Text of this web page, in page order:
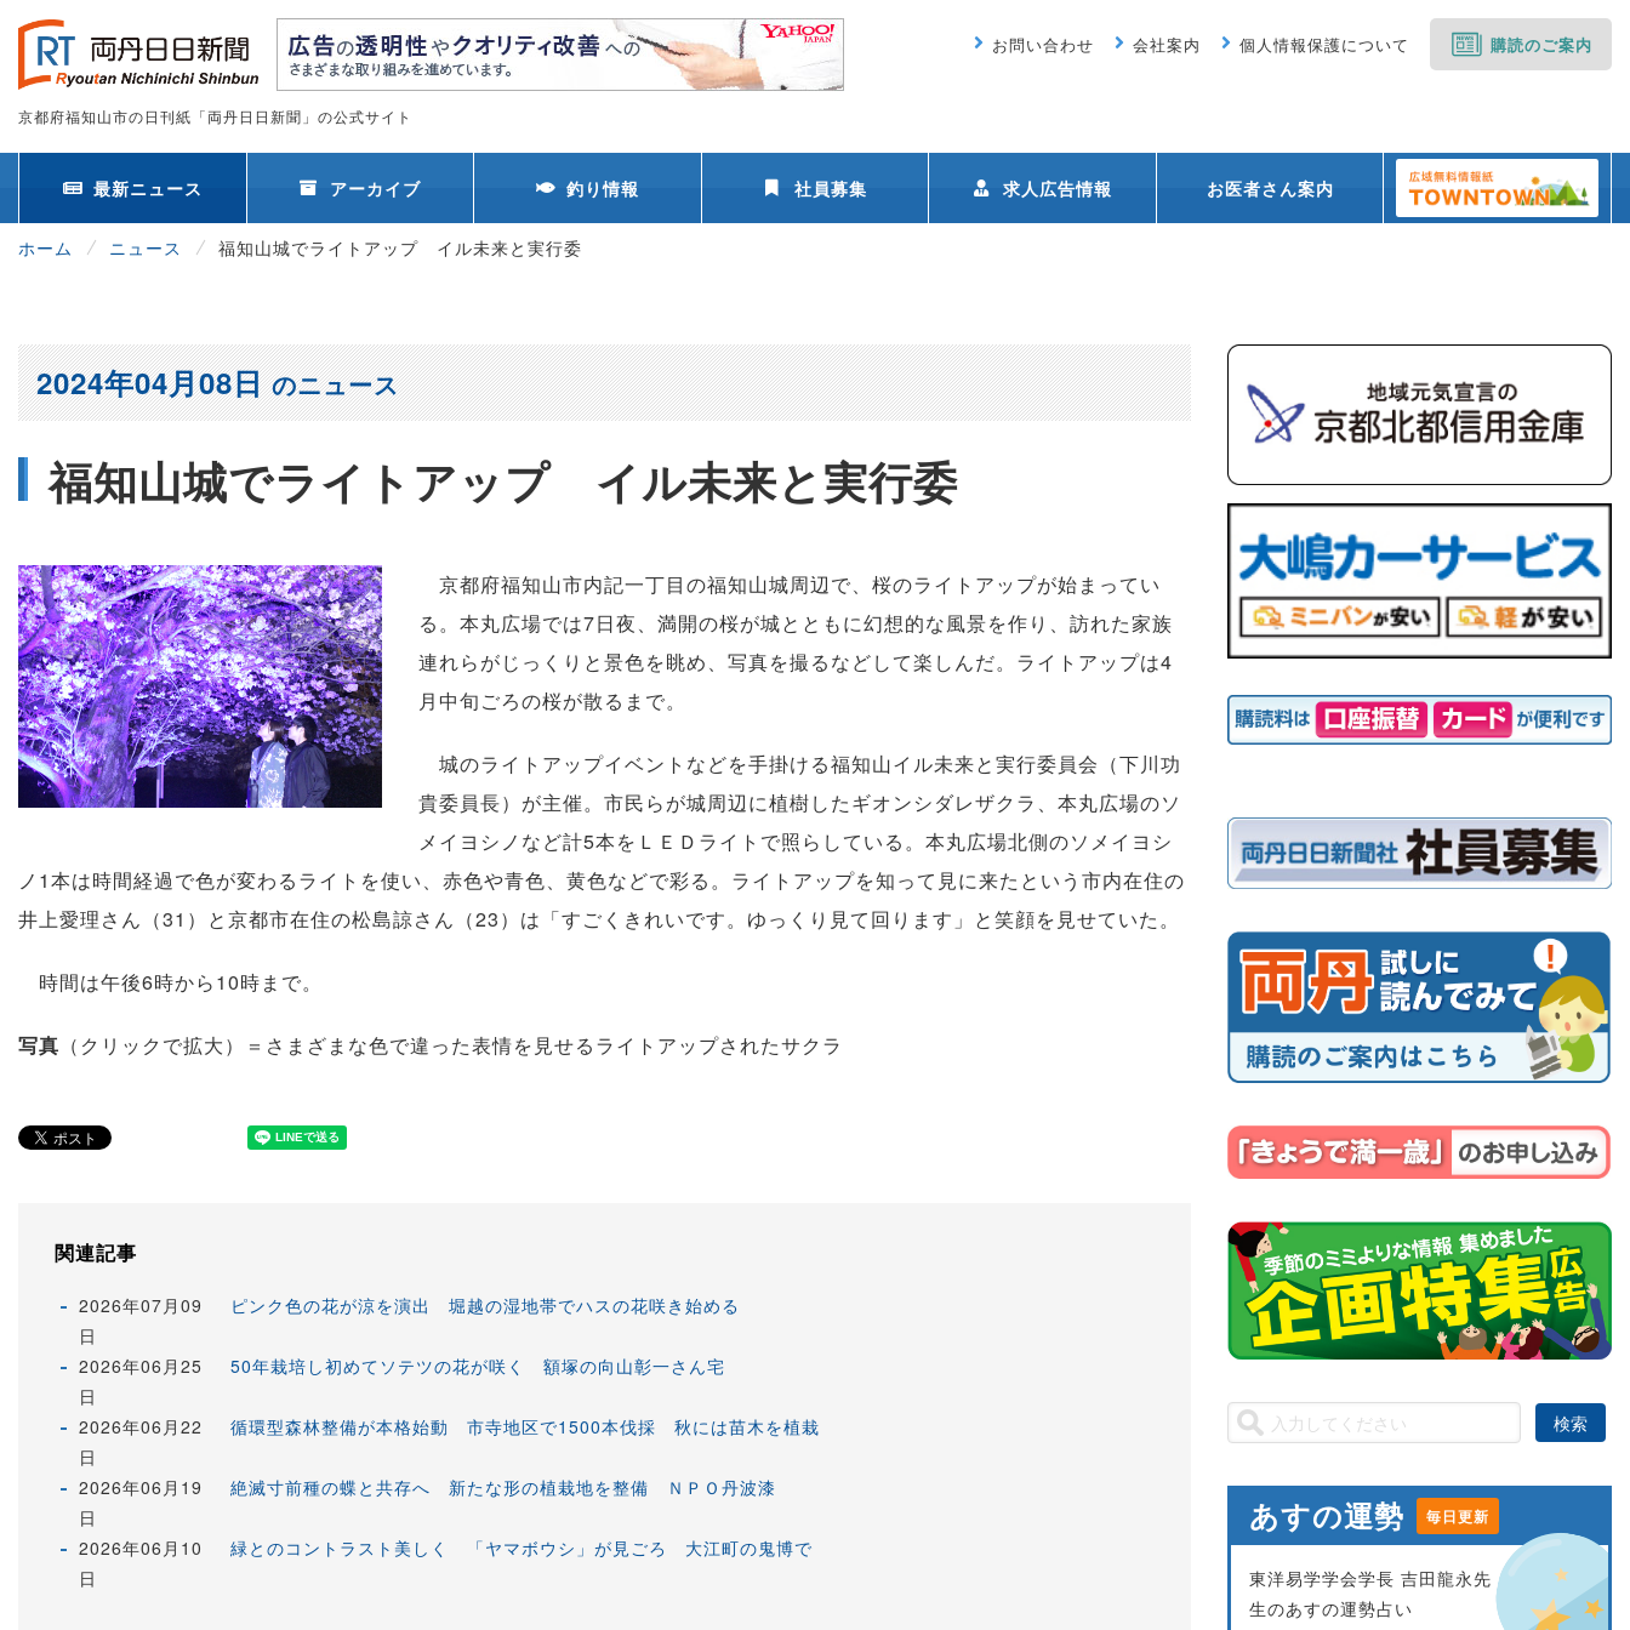
京都府福知山市の日刊紙「両丹日日新聞」の公式サイト
お問い合わせ 会社案内 個人情報保護について 購読のご案内
最新ニュース アーカイブ 釣り情報 社員募集 求人広告情報 お医者さん案内
ホーム ニュース 福知山城でライトアップ イル未来と実行委
福知山城でライトアップ イル未来と実行委
2024年04月08日のニュース
京都府福知山市内記一丁目の福知山城周辺で、桜のライトアップが始まってい
る。本丸広場では7日夜、満開の桜が城とともに幻想的な風景を作り、訪れた家族
連れらがじっくりと景色を眺め、写真を撮るなどして楽しんだ。ライトアップは4
月中旬ごろの桜が散るまで。
城のライトアップイベントなどを手掛ける福知山イル未来と実行委員会（下川功
貴委員長）が主催。市民らが城周辺に植樹したギオンシダレザクラ、本丸広場のソ
メイヨシノなど計5本をＬＥＤライトで照らしている。本丸広場北側のソメイヨシ
ノ1本は時間経過で色が変わるライトを使い、赤色や青色、黄色などで彩る。ライトアップを知って見に来たという市内在住の
井上愛理さん（31）と京都市在住の松島諒さん（23）は「すごくきれいです。ゆっくり見て回ります」と笑顔を見せていた。
時間は午後6時から10時まで。
写真 （クリックで拡大）＝さまざまな色で違った表情を見せるライトアップされたサクラ
関連記事
2026年07月09
日
ピンク色の花が涼を演出 堀越の湿地帯でハスの花咲き始める
2026年06月25
日
50年栽培し初めてソテツの花が咲く 額塚の向山彰一さん宅
2026年06月22
日
循環型森林整備が本格始動 市寺地区で1500本伐採 秋には苗木を植栽
2026年06月19
日
絶滅寸前種の蝶と共存へ 新たな形の植栽地を整備 ＮＰＯ丹波漆
2026年06月10
日
緑とのコントラスト美しく 「ヤマボウシ」が見ごろ 大江町の鬼博で
あすの運勢 毎日更新
東洋易学学会学長 吉田龍永先
生のあすの運勢占い